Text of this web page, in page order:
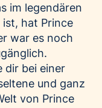
im legendären
ist, hat Prince
war es noch
dir bei einer
und ganz
von Prince